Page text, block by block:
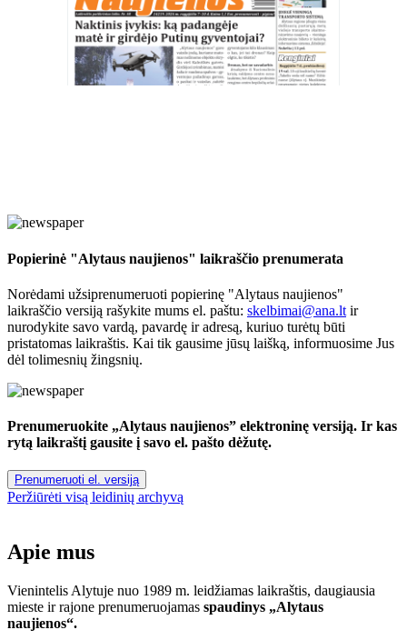
Popierinė "Alytaus naujienos" laikraščio prenumerata
Norėdami užsiprenumeruoti popierinę "Alytaus naujienos"
laikraščio versiją rašykite mums el. paštu: skelbimai@ana.lt ir
nurodykite savo vardą, pavardę ir adresą, kuriuo turėtų būti
pristatomas laikraštis. Kai tik gausime jūsų laišką, informuosime Jus
dėl tolimesnių žingsnių.
Prenumeruokite „Alytaus naujienos” elektroninę versiją. Ir kas
rytą laikraštį gausite į savo el. pašto dėžutę.
Prenumeruoti el. versiją
Peržiūrėti visą leidinių archyvą
Apie mus
Vienintelis Alytuje nuo 1989 m. leidžiamas laikraštis, daugiausia
mieste ir rajone prenumeruojamas spaudinys „Alytaus
naujienos“.